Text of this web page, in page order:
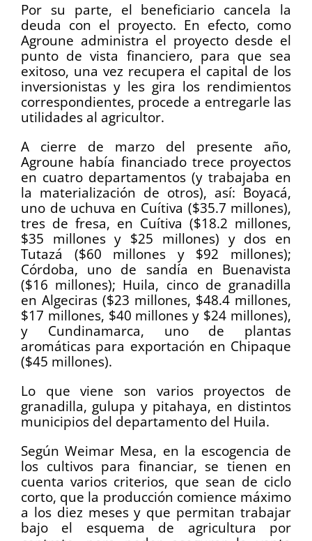
Por su parte, el beneficiario cancela la
deuda con el proyecto. En efecto, como
Agroune administra el proyecto desde el
punto de vista financiero, para que sea
exitoso, una vez recupera el capital de los
inversionistas y les gira los rendimientos
correspondientes, procede a entregarle las
utilidades al agricultor.
A cierre de marzo del presente año,
Agroune había financiado trece proyectos
en cuatro departamentos (y trabajaba en
la materialización de otros), así: Boyacá,
uno de uchuva en Cuítiva ($35.7 millones),
tres de fresa, en Cuítiva ($18.2 millones,
$35 millones y $25 millones) y dos en
Tutazá ($60 millones y $92 millones);
Córdoba, uno de sandía en Buenavista
($16 millones); Huila, cinco de granadilla
en Algeciras ($23 millones, $48.4 millones,
$17 millones, $40 millones y $24 millones),
y Cundinamarca, uno de plantas
aromáticas para exportación en Chipaque
($45 millones).
Lo que viene son varios proyectos de
granadilla, gulupa y pitahaya, en distintos
municipios del departamento del Huila.
Según Weimar Mesa, en la escogencia de
los cultivos para financiar, se tienen en
cuenta varios criterios, que sean de ciclo
corto, que la producción comience máximo
a los diez meses y que permitan trabajar
bajo el esquema de agricultura por